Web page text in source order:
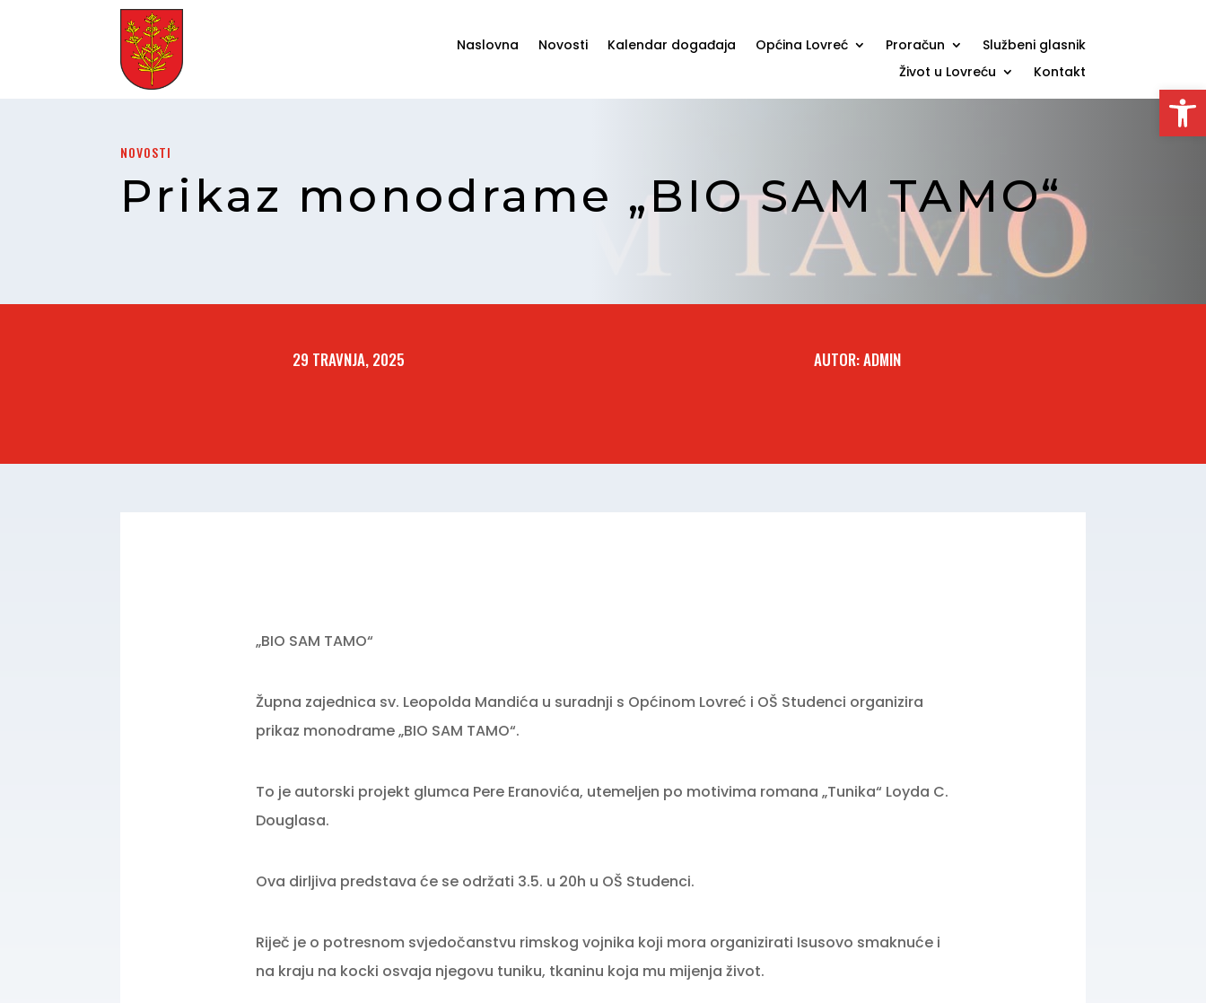
Naslovna Novosti Kalendar događaja Općina Lovreć Proračun
Službeni glasnik
Život u Lovreću
Kontakt
NOVOSTI
Prikaz monodrame „BIO SAM TAMO“
29 TRAVNJA, 2025 AUTOR: ADMIN
„BIO SAM TAMO“
Župna zajednica sv. Leopolda Mandića u suradnji s Općinom Lovreć i OŠ Studenci organizira
prikaz monodrame „BIO SAM TAMO“.
To je autorski projekt glumca Pere Eranovića, utemeljen po motivima romana „Tunika“ Loyda C.
Douglasa.
Ova dirljiva predstava će se održati 3.5. u 20h u OŠ Studenci.
Riječ je o potresnom svjedočanstvu rimskog vojnika koji mora organizirati Isusovo smaknuće i
na kraju na kocki osvaja njegovu tuniku, tkaninu koja mu mijenja život.